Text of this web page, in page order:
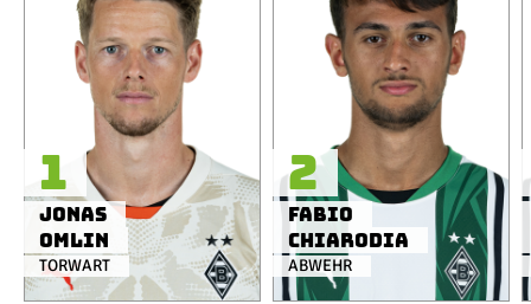
TORWART
Jonas
Omlin
1
ABWEHR
Fabio
Chiarodia
2